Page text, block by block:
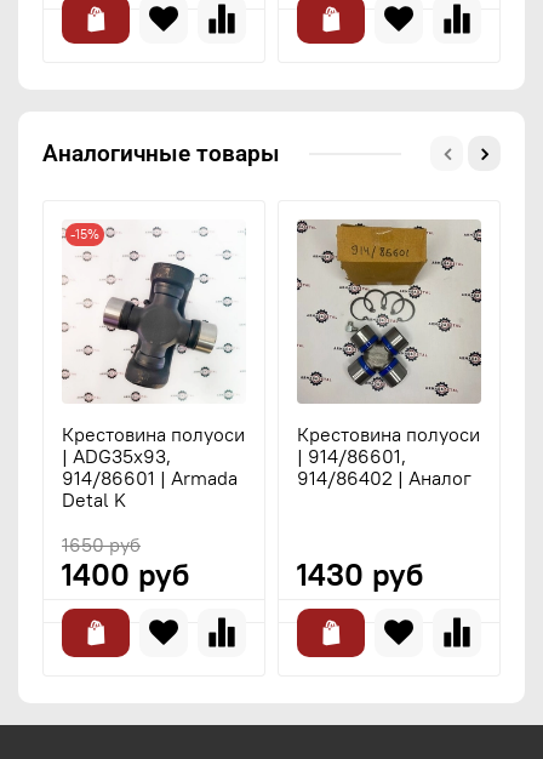
Аналогичные товары
-15%
Крестовина полуоси
| ADG35x93,
914/86601 | Armada
Detal K
1650 руб
1400 руб
Крестовина полуоси
| 914/86601,
914/86402 | Аналог
1430 руб